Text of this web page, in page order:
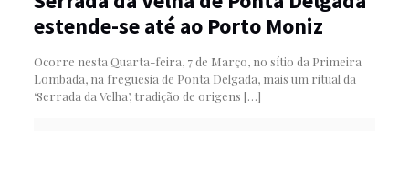
estende-se até ao Porto Moniz
Ocorre nesta Quarta-feira, 7 de Março, no sítio da Primeira
Lombada, na freguesia de Ponta Delgada, mais um ritual da
‘Serrada da Velha’, tradição de origens […]